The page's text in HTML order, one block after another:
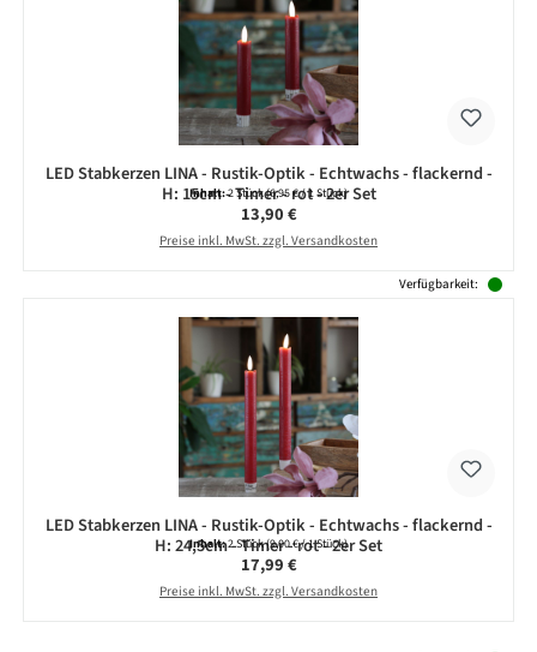
LED Stabkerzen LINA - Rustik-Optik - Echtwachs - flackernd -
H: 15cm - Timer - rot - 2er Set
Inhalt:2 Stück(6,95 € / 1 Stück)
Regulärer Preis:
13,90 €
Preise inkl. MwSt. zzgl. Versandkosten
Verfügbarkeit:
LED Stabkerzen LINA - Rustik-Optik - Echtwachs - flackernd -
H: 24,5cm - Timer - rot - 2er Set
Inhalt:2 Stück(9,00 € / 1 Stück)
Regulärer Preis:
17,99 €
Preise inkl. MwSt. zzgl. Versandkosten